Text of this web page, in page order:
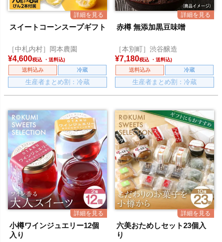
スイートコーンスープギフト
［中札内村］岡本農園
¥4,600税込
送料込み 冷蔵
生産者まとめ割：冷蔵
赤樽 無添加黒豆味噌
［本別町］渋谷醸造
¥7,180税込
送料込み 冷蔵
生産者まとめ割：冷蔵
小樽ワインジュエリー12個
入り
六美おためしセット23個入
り